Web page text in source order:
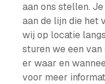
aan ons stellen.
aan de lijn die het
wij op locatie
sturen we een
er waar en
voor meer